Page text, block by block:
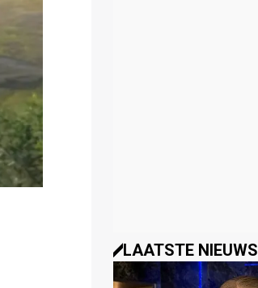
LAATSTE NIEUWS